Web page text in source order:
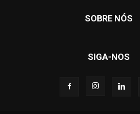
SOBRE NÓS
SIGA-NOS